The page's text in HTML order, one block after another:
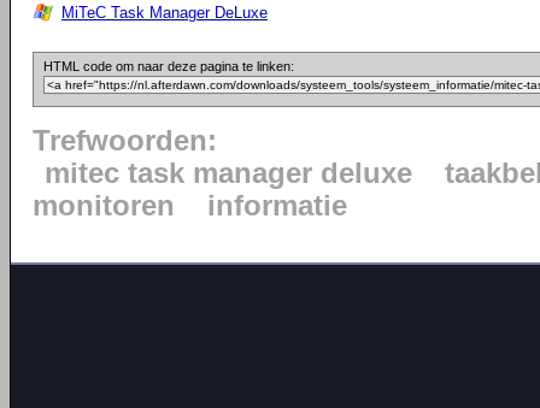
MiTeC Task Manager DeLuxe
HTML code om naar deze pagina te linken:
Trefwoorden:
mitec task manager deluxe
monitoren
informatie